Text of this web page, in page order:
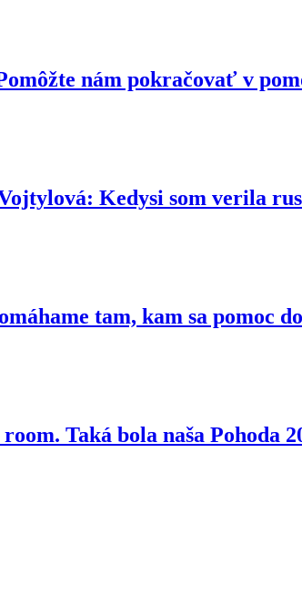
nám pokračovať v
Kedysi som verila
tam, kam sa pomoc
Taká bola naša Pohoda